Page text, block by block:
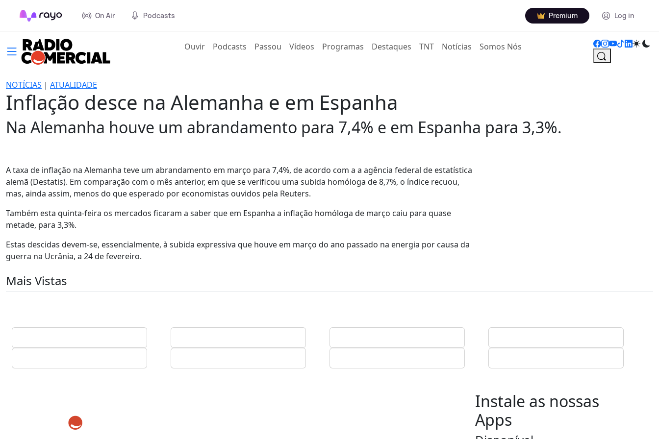
On Air Podcasts Premium Log in
Ouvir(current)
Podcasts Passou Vídeos Programas Destaques TNT Notícias Somos Nós
NOTÍCIAS | ATUALIDADE
Inflação desce na Alemanha e em Espanha
Na Alemanha houve um abrandamento para 7,4% e em Espanha para 3,3%.
A taxa de inflação na Alemanha teve um abrandamento em março para 7,4%, de acordo com a a agência federal de estatística
alemã (Destatis). Em comparação com o mês anterior, em que se verificou uma subida homóloga de 8,7%, o índice recuou,
mas, ainda assim, menos do que esperado por economistas ouvidos pela Reuters.
Também esta quinta-feira os mercados ficaram a saber que em Espanha a inflação homóloga de março caiu para quase
metade, para 3,3%.
Estas descidas devem-se, essencialmente, à subida expressiva que houve em março do ano passado na energia por causa da
guerra na Ucrânia, a 24 de fevereiro.
Mais Vistas
Instale as nossas
Apps